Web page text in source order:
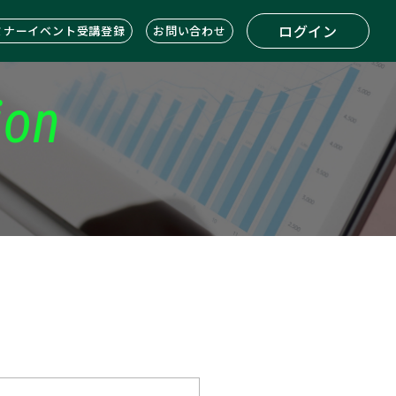
ナーイベント受講登録 お問い合わせ ログイン